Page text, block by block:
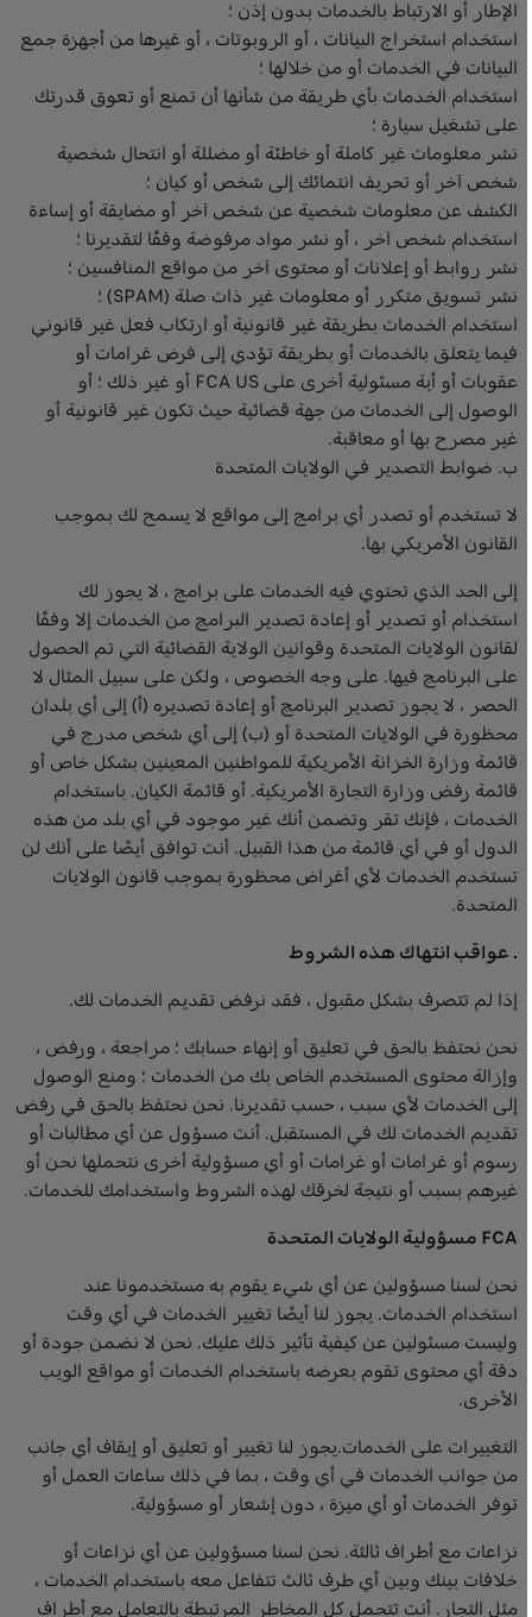
الإطار أو الارتباط بالخدمات بدون إذن ؛
استخدام استخراج البيانات ، أو الروبوتات ، أو غيرها من أجهزة جمع
البيانات في الخدمات أو من خلالها ؛
استخدام الخدمات بأي طريقة من شأنها أن تمنع أو تعوق قدرتك
على تشغيل سيارة ؛
نشر معلومات غير كاملة أو خاطئة أو مضللة أو انتحال شخصية
شخص آخر أو تحريف انتمائك إلى شخص أو كيان ؛
الكشف عن معلومات شخصية عن شخص آخر أو مضايقة أو إساءة
استخدام شخص آخر ، أو نشر مواد مرفوضة وفقًا لتقديرنا ؛
نشر روابط أو إعلانات أو محتوى آخر من مواقع المنافسين ؛
نشر تسويق متكرر أو معلومات غير ذات صلة (SPAM) ؛
استخدام الخدمات بطريقة غير قانونية أو ارتكاب فعل غير قانوني
فيما يتعلق بالخدمات أو بطريقة تؤدي إلى فرض غرامات أو
عقوبات أو أية مسئولية أخرى على FCA US أو غير ذلك ؛ أو
الوصول إلى الخدمات من جهة قضائية حيث تكون غير قانونية أو
غير مصرح بها أو معاقبة.
ب. ضوابط التصدير في الولايات المتحدة
لا تستخدم أو تصدر أي برامج إلى مواقع لا يسمح لك بموجب
القانون الأمريكي بها.
إلى الحد الذي تحتوي فيه الخدمات على برامج ، لا يجوز لك
استخدام أو تصدير أو إعادة تصدير البرامج من الخدمات إلا وفقًا
لقانون الولايات المتحدة وقوانين الولاية القضائية التي تم الحصول
على البرنامج فيها. على وجه الخصوص ، ولكن على سبيل المثال لا
الحصر ، لا يجوز تصدير البرنامج أو إعادة تصديره (أ) إلى أي بلدان
محظورة في الولايات المتحدة أو (ب) إلى أي شخص مدرج في
قائمة وزارة الخزانة الأمريكية للمواطنين المعينين بشكل خاص أو
قائمة رفض وزارة التجارة الأمريكية. أو قائمة الكيان. باستخدام
الخدمات ، فإنك تقر وتضمن أنك غير موجود في أي بلد من هذه
الدول أو في أي قائمة من هذا القبيل. أنت توافق أيضًا على أنك لن
تستخدم الخدمات لأي أغراض محظورة بموجب قانون الولايات
المتحدة.
. عواقب انتهاك هذه الشروط
إذا لم تتصرف بشكل مقبول ، فقد نرفض تقديم الخدمات لك.
نحن نحتفظ بالحق في تعليق أو إنهاء حسابك ؛ مراجعة ، ورفض ،
وإزالة محتوى المستخدم الخاص بك من الخدمات ؛ ومنع الوصول
إلى الخدمات لأي سبب ، حسب تقديرنا. نحن نحتفظ بالحق في رفض
تقديم الخدمات لك في المستقبل. أنت مسؤول عن أي مطالبات أو
رسوم أو غرامات أو غرامات أو أي مسؤولية أخرى نتحملها نحن أو
غيرهم بسبب أو نتيجة لخرقك لهذه الشروط واستخدامك للخدمات.
FCA مسؤولية الولايات المتحدة
نحن لسنا مسؤولين عن أي شيء يقوم به مستخدمونا عند
استخدام الخدمات. يجوز لنا أيضًا تغيير الخدمات في أي وقت
وليست مسئولين عن كيفية تأثير ذلك عليك. نحن لا نضمن جودة أو
دقة أي محتوى تقوم بعرضه باستخدام الخدمات أو مواقع الويب
الأخرى.
التغييرات على الخدمات.يجوز لنا تغيير أو تعليق أو إيقاف أي جانب
من جوانب الخدمات في أي وقت ، بما في ذلك ساعات العمل أو
توفر الخدمات أو أي ميزة ، دون إشعار أو مسؤولية.
نزاعات مع أطراف ثالثة. نحن لسنا مسؤولين عن أي نزاعات أو
خلافات بينك وبين أي طرف ثالث تتفاعل معه باستخدام الخدمات ،
مثل التجار. أنت تتحمل كل المخاطر المرتبطة بالتعامل مع أطراف